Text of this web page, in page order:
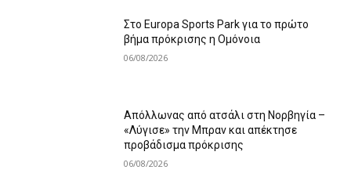
Στο Europa Sports Park για το πρώτο
βήμα πρόκρισης η Ομόνοια
06/08/2026
Απόλλωνας από ατσάλι στη Νορβηγία –
«Λύγισε» την Μπραν και απέκτησε
προβάδισμα πρόκρισης
06/08/2026